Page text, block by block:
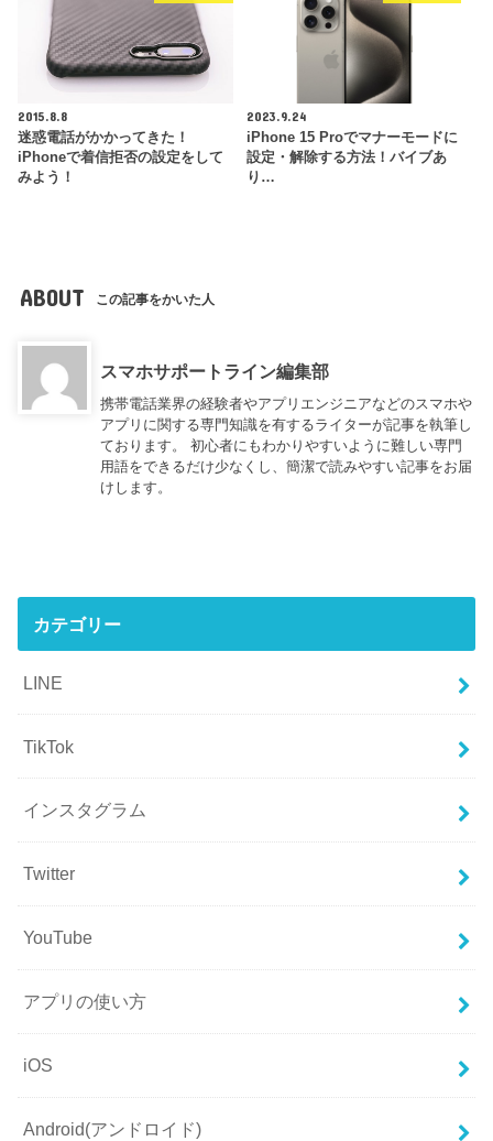
2015.8.8
迷惑電話がかかってきた！
iPhoneで着信拒否の設定をして
みよう！
2023.9.24
iPhone 15 Proでマナーモードに
設定・解除する方法！バイブあ
り…
ABOUT この記事をかいた人
スマホサポートライン編集部
携帯電話業界の経験者やアプリエンジニアなどのスマホや
アプリに関する専門知識を有するライターが記事を執筆し
ております。 初心者にもわかりやすいように難しい専門
用語をできるだけ少なくし、簡潔で読みやすい記事をお届
けします。
カテゴリー
LINE
TikTok
インスタグラム
Twitter
YouTube
アプリの使い方
iOS
Android(アンドロイド)